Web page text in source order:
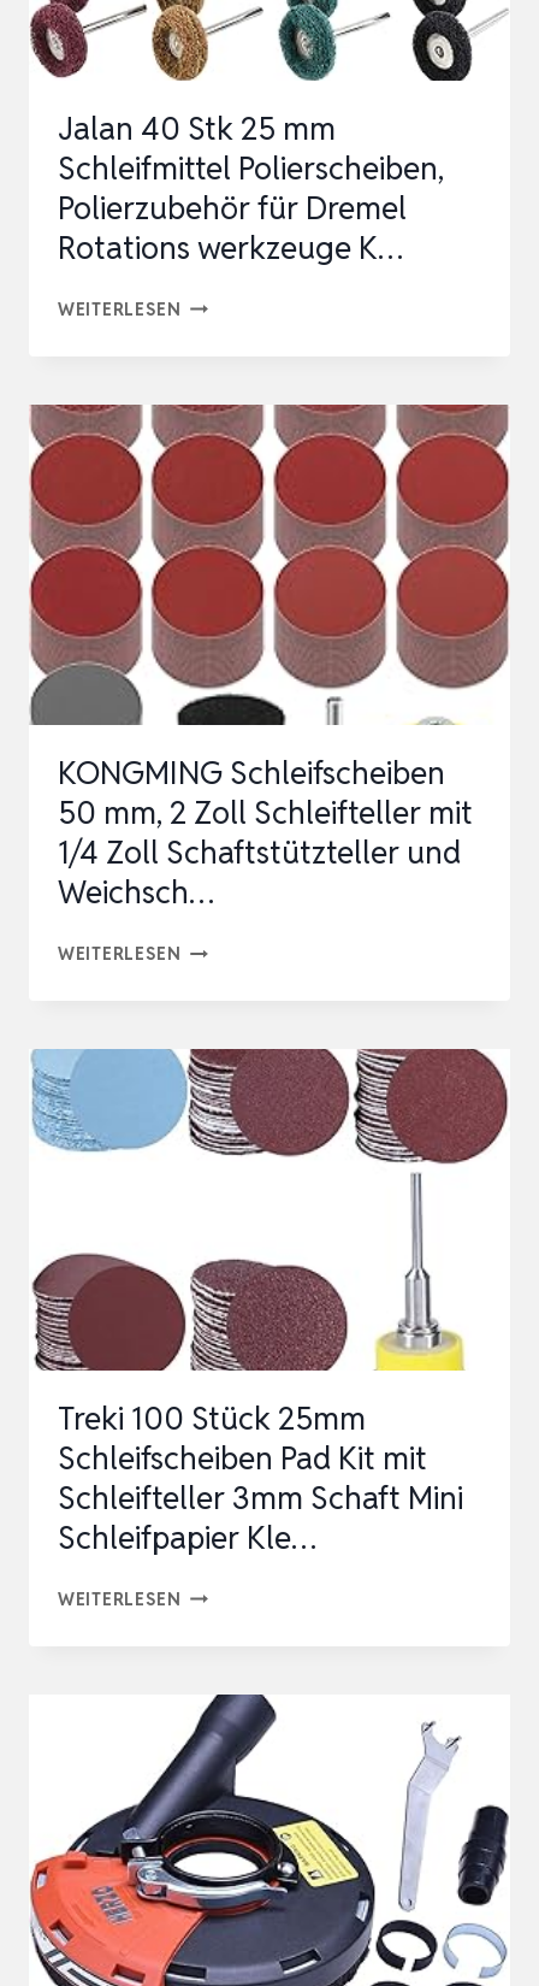
Jalan 40 Stk 25 mm
Schleifmittel Polierscheiben,
Polierzubehör für Dremel
Rotations werkzeuge K…
WEITERLESEN JALAN
25
MM
SCHLEIFMITTEL
POLIERSCHEIBEN,
POLIERZUBEHÖR
DREMEL
ROTATIONS
WERKZEUGE
KONGMING Schleifscheiben
50 mm, 2 Zoll Schleifteller mit
1/4 Zoll Schaftstützteller und
Weichsch…
WEITERLESEN KONGMING
MM,
2
ZOLL
ZOLL
SCHAFTSTÜTZTELLER
UND
Treki 100 Stück 25mm
Schleifscheiben Pad Kit mit
Schleifteller 3mm Schaft Mini
Schleifpapier Kle…
WEITERLESEN TREKI
25MM
SCHLEIFSCHEIBEN
PAD
KIT
MIT
SCHLEIFTELLER
3MM
SCHAFT